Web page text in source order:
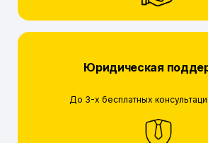
Юридическая
До 3-х бесплатных